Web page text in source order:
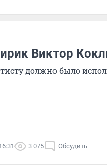
Виктор
должно было
3 075 Обсудить